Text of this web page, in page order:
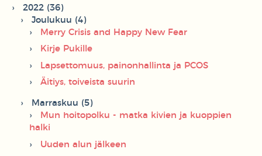
2022 (36)
Joulukuu (4)
Merry Crisis and Happy New Fear
Kirje Pukille
Lapsettomuus, painonhallinta ja PCOS
Äitiys, toiveista suurin
Marraskuu (5)
Mun hoitopolku - matka kivien ja kuoppien
halki
Uuden alun jälkeen